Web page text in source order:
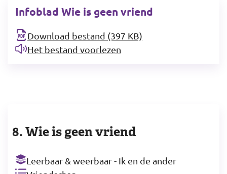
Infoblad Wie is geen vriend
Download bestand (397 KB)
Het bestand voorlezen
8. Wie is geen vriend
Leerbaar & weerbaar - Ik en de ander